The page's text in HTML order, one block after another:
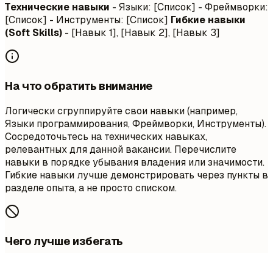
Технические навыки - Языки: [Список] - Фреймворки:
[Список] - Инструменты: [Список] Гибкие навыки
(Soft Skills) - [Навык 1], [Навык 2], [Навык 3]
На что обратить внимание
Логически сгруппируйте свои навыки (например,
Языки программирования, Фреймворки, Инструменты).
Сосредоточьтесь на технических навыках,
релевантных для данной вакансии. Перечислите
навыки в порядке убывания владения или значимости.
Гибкие навыки лучше демонстрировать через пункты в
разделе опыта, а не просто списком.
Чего лучше избегать